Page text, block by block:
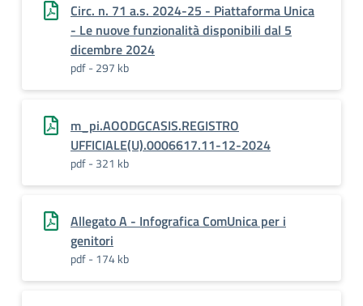
Circ. n. 71 a.s. 2024-25 - Piattaforma Unica
- Le nuove funzionalità disponibili dal 5
dicembre 2024
pdf - 297 kb
m_pi.AOODGCASIS.REGISTRO
UFFICIALE(U).0006617.11-12-2024
pdf - 321 kb
Allegato A - Infografica ComUnica per i
genitori
pdf - 174 kb